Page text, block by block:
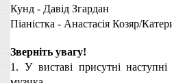
Кунд - Давід Згардан
Піаністка - Анастасія Козяр/
Зверніть увагу!
1. У виставі присутні